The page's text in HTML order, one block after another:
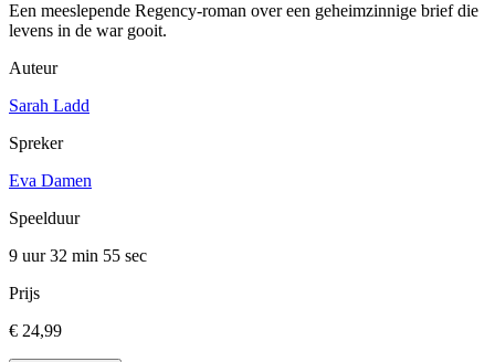
Een meeslepende Regency-roman over een geheimzinnige brief die
levens in de war gooit.
Auteur
Sarah Ladd
Spreker
Eva Damen
Speelduur
9 uur 32 min 55 sec
Prijs
€ 24,99